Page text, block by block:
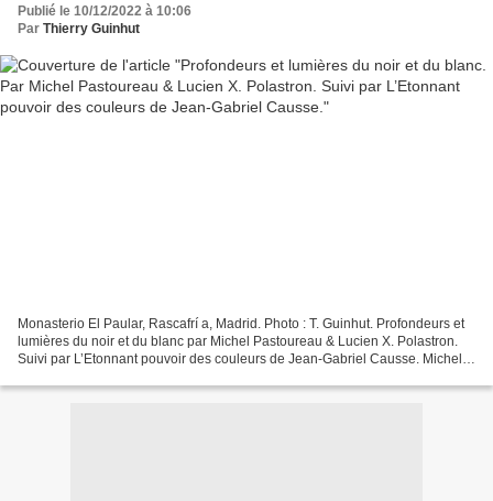
Publié le 10/12/2022 à 10:06
Par Thierry Guinhut
Monasterio El Paular, Rascafrí a, Madrid. Photo : T. Guinhut. Profondeurs et
lumières du noir et du blanc par Michel Pastoureau & Lucien X. Polastron.
Suivi par L’Etonnant pouvoir des couleurs de Jean-Gabriel Causse. Michel